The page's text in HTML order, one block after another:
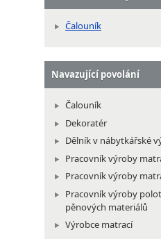
Čalouník
Navazující povolání
Čalouník
Dekoratér
Dělník v nábytkářské
Pracovník výroby
Pracovník výroby
Pracovník výroby
pěnových materiálů
Výrobce matrací